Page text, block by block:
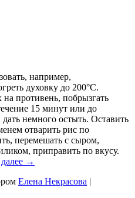
например,
духовку до 200°C.
противень, побрызгать
15 минут или до
немного остыть. Оставить
отварить рис по
перемешать с сыром,
приправить по вкусу.
→
Елена Некрасова |